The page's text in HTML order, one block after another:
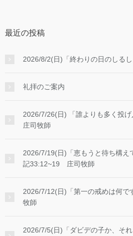
最近の投稿
2026/8/2(日)「終わりの日のしる
礼拝のご案内
2026/7/26(日) 「誰よりも多く投
庄司牧師
2026/7/19(日)「恵もうと待ち構え
記33:12~19 庄司牧師
2026/7/12(日)「第一の戒めは何
牧師
2026/7/5(日)「ダビデの子か、そ